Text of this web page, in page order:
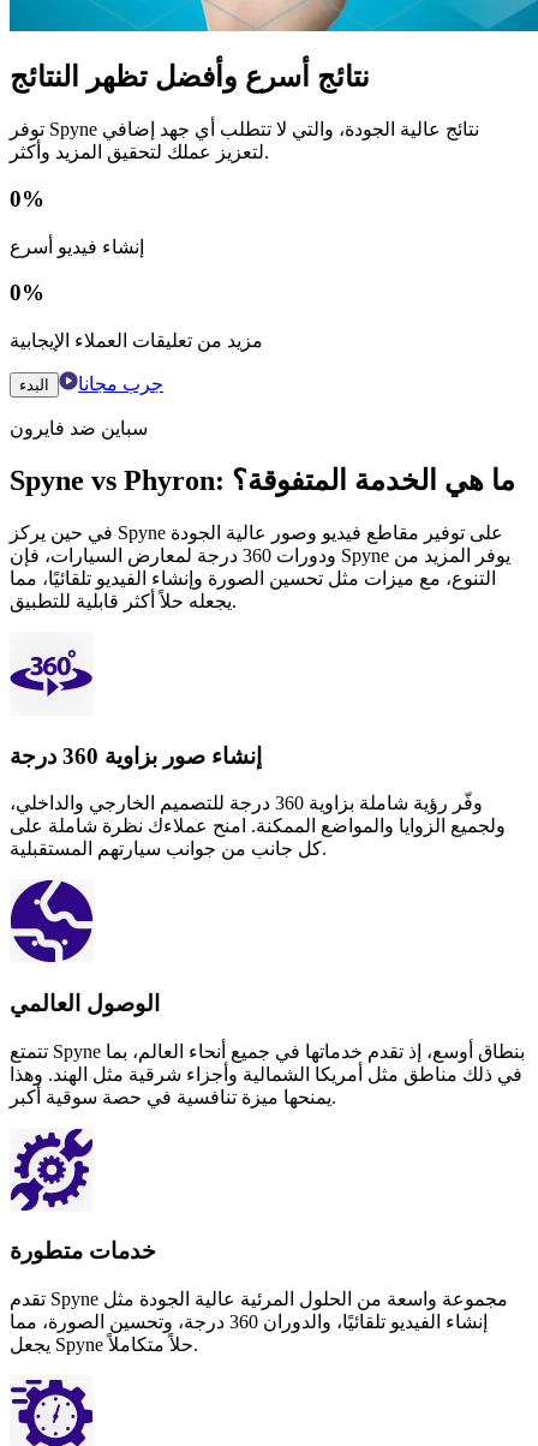
نتائج أسرع وأفضل تظهر النتائج
توفر Spyne نتائج عالية الجودة، والتي لا تتطلب أي جهد إضافي
لتعزيز عملك لتحقيق المزيد وأكثر.
0%
إنشاء فيديو أسرع
0%
مزيد من تعليقات العملاء الإيجابية
البدء جرب مجانا
سباين ضد فايرون
Spyne vs Phyron: ما هي الخدمة المتفوقة؟
في حين يركز Spyne على توفير مقاطع فيديو وصور عالية الجودة
ودورات 360 درجة لمعارض السيارات، فإن Spyne يوفر المزيد من
التنوع، مع ميزات مثل تحسين الصورة وإنشاء الفيديو تلقائيًا، مما
يجعله حلاً أكثر قابلية للتطبيق.
إنشاء صور بزاوية 360 درجة
وفّر رؤية شاملة بزاوية 360 درجة للتصميم الخارجي والداخلي،
ولجميع الزوايا والمواضع الممكنة. امنح عملاءك نظرة شاملة على
كل جانب من جوانب سيارتهم المستقبلية.
الوصول العالمي
تتمتع Spyne بنطاق أوسع، إذ تقدم خدماتها في جميع أنحاء العالم، بما
في ذلك مناطق مثل أمريكا الشمالية وأجزاء شرقية مثل الهند. وهذا
يمنحها ميزة تنافسية في حصة سوقية أكبر.
خدمات متطورة
تقدم Spyne مجموعة واسعة من الحلول المرئية عالية الجودة مثل
إنشاء الفيديو تلقائيًا، والدوران 360 درجة، وتحسين الصورة، مما
يجعل Spyne حلاً متكاملاً.